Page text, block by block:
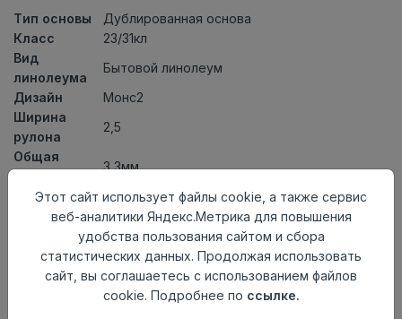
Тип основы
Дублированная основа
Класс
23/31кл
Вид
линолеума
Бытовой линолеум
Дизайн
Монс2
Ширина
рулона
2,5
Общая
3,3мм
Толщина
защитного
0,30мм
АктуальностьСнят с производства
Страна
происхождения
Россия
Этот сайт использует файлы cookie, а также сервис
веб-аналитики Яндекс.Метрика для повышения
удобства пользования сайтом и сбора
статистических данных. Продолжая использовать
сайт, вы соглашаетесь с использованием файлов
cookie. Подробнее по ссылке.